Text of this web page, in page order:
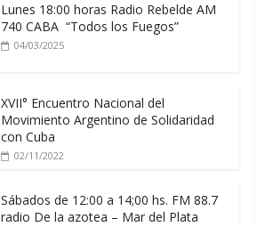
Lunes 18:00 horas Radio Rebelde AM
740 CABA “Todos los Fuegos”
04/03/2025
XVII° Encuentro Nacional del
Movimiento Argentino de Solidaridad
con Cuba
02/11/2022
Sábados de 12:00 a 14;00 hs. FM 88.7
radio De la azotea – Mar del Plata